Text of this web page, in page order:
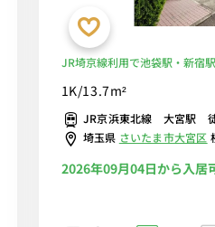
JR埼京線利用で池袋駅・新宿
利／角部屋■選べるWi-Fi格安レ
1K/13.7m²
JR京浜東北線 大宮駅
埼玉県 さいたま市大宮区
2026年09月04日から入居